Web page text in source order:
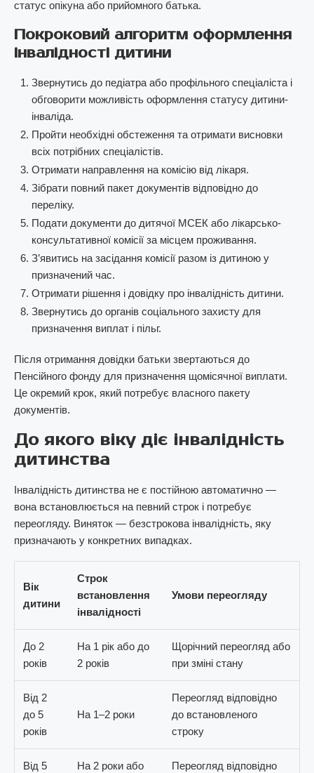
статус опікуна або прийомного батька.
Покроковий алгоритм оформлення
інвалідності дитини
Звернутись до педіатра або профільного спеціаліста і
обговорити можливість оформлення статусу дитини-
інваліда.
Пройти необхідні обстеження та отримати висновки
всіх потрібних спеціалістів.
Отримати направлення на комісію від лікаря.
Зібрати повний пакет документів відповідно до
переліку.
Подати документи до дитячої МСЕК або лікарсько-
консультативної комісії за місцем проживання.
З’явитись на засідання комісії разом із дитиною у
призначений час.
Отримати рішення і довідку про інвалідність дитини.
Звернутись до органів соціального захисту для
призначення виплат і пільг.
Після отримання довідки батьки звертаються до
Пенсійного фонду для призначення щомісячної виплати.
Це окремий крок, який потребує власного пакету
документів.
До якого віку діє інвалідність
дитинства
Інвалідність дитинства не є постійною автоматично —
вона встановлюється на певний строк і потребує
переогляду. Виняток — безстрокова інвалідність, яку
призначають у конкретних випадках.
Вік
дитини
Строк
встановлення
інвалідності
Умови переогляду
До 2
років
На 1 рік або до
2 років
Щорічний переогляд або
при зміні стану
Від 2
до 5
років
На 1–2 роки
Переогляд відповідно
до встановленого
строку
Від 5
На 2 роки або
Переогляд відповідно